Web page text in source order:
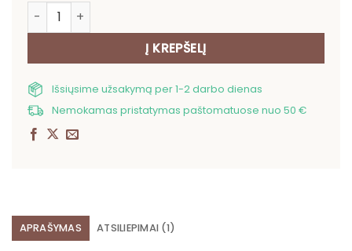
produkto kiekis: Pirkinių krepšys Ežiukas ir pakalnutės
Į KREPŠELĮ
Išsiųsime užsakymą per 1-2 darbo dienas
Nemokamas pristatymas paštomatuose nuo 50 €
APRAŠYMAS ATSILIEPIMAI (1)